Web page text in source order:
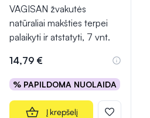
VAGISAN žvakutės
natūraliai makšties terpei
palaikyti ir atstatyti, 7 vnt.
14,79 €
% PAPILDOMA NUOLAIDA
Į krepšelį